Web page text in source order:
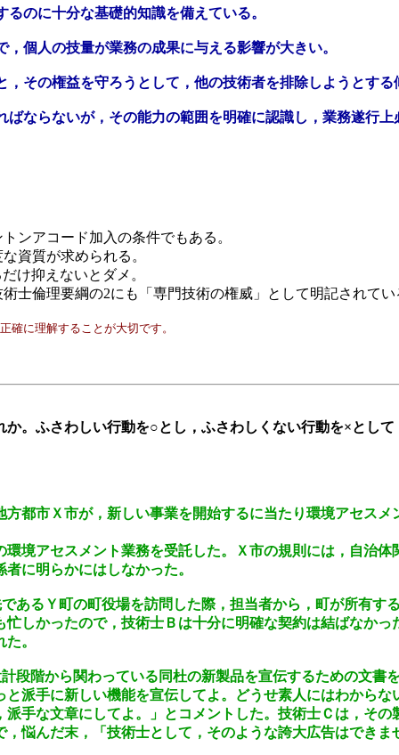
のに十分な基礎的知識を備えている。
個人の技量が業務の成果に与える影響が大きい。
その権益を守ろうとして，他の技術者を排除しようとする
ならないが，その能力の範囲を明確に認識し，業務遂行
ンアコード加入の条件でもある。
資質が求められる。
け抑えないとダメ。
士倫理要綱の2にも「専門技術の権威」として明記されてい
確に理解することが大切です。
。ふさわしい行動を○とし，ふさわしくない行動を×とし
都市Ｘ市が，新しい事業を開始するに当たり環境アセス
境アセスメント業務を受託した。Ｘ市の規則には，自治
に明らかにはしなかった。
あるＹ町の町役場を訪問した際，担当者から，町が所有す
しかったので，技術士Ｂは十分に明確な契約は結ばなか
。
段階から関わっている同杜の新製品を宣伝するための文書
派手に新しい機能を宣伝してよ。どうせ素人にはわから
手な文章にしてよ。」とコメントした。技術士Ｃは，そ
悩んだ末，「技術士として，そのような誇大広告はできま